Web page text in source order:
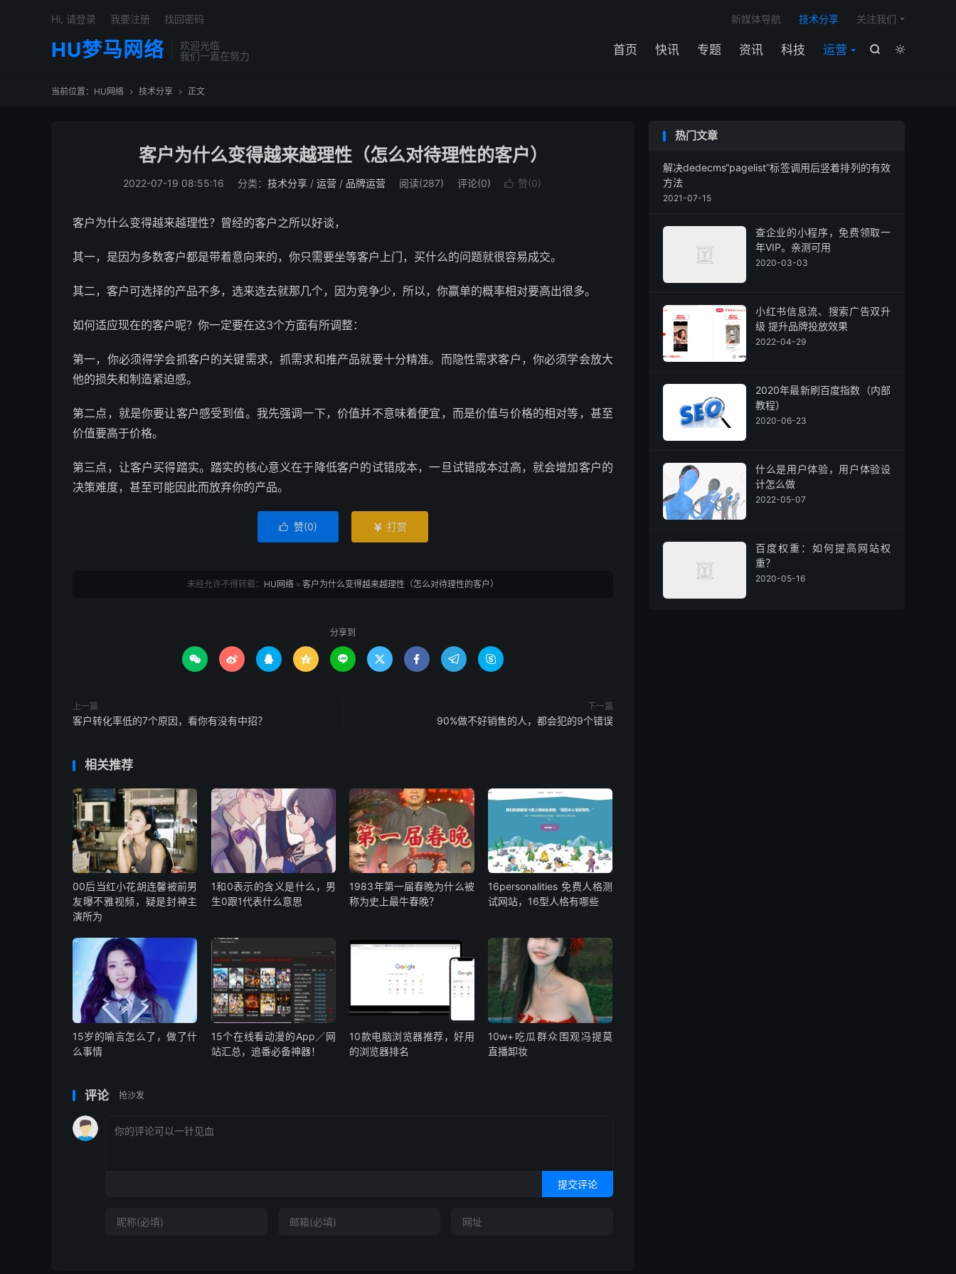
HU梦马网络
欢迎光临
我们一直在努力


首页 快讯 专题 资讯 科技 运营
新媒体导航 技术分享 关注我们
Hi, 请登录 我要注册 找回密码
当前位置： HU网络  技术分享  正文
客户为什么变得越来越理性（怎么对待理性的客户）
2022-07-19 08:55:16 分类： 技术分享 / 运营 / 品牌运营 阅读(287) 评论(0)  赞(0)
客户为什么变得越来越理性？曾经的客户之所以好谈，
其一，是因为多数客户都是带着意向来的，你只需要坐等客户上门，买什么的问题就很容易成交。
其二，客户可选择的产品不多，选来选去就那几个，因为竞争少，所以，你赢单的概率相对要高出很多。
如何适应现在的客户呢？你一定要在这3个方面有所调整：
第一，你必须得学会抓客户的关键需求，抓需求和推产品就要十分精准。而隐性需求客户，你必须学会放大
他的损失和制造紧迫感。
第二点，就是你要让客户感受到值。我先强调一下，价值并不意味着便宜，而是价值与价格的相对等，甚至
价值要高于价格。
第三点，让客户买得踏实。踏实的核心意义在于降低客户的试错成本，一旦试错成本过高，就会增加客户的
决策难度，甚至可能因此而放弃你的产品。
 赞(0)  打赏
未经允许不得转载： HU网络 » 客户为什么变得越来越理性（怎么对待理性的客户）
分享到
        
上一篇
客户转化率低的7个原因，看你有没有中招？
下一篇
90%做不好销售的人，都会犯的9个错误
相关推荐
00后当红小花胡连馨被前男
友曝不雅视频，疑是封神主
演所为
1和0表示的含义是什么，男
生0跟1代表什么意思
1983年第一届春晚为什么被
称为史上最牛春晚？
16personalities 免费人格测
试网站，16型人格有哪些
15岁的喻言怎么了，做了什
么事情
15个在线看动漫的App／网
站汇总，追番必备神器！
10款电脑浏览器推荐，好用
的浏览器排名
10w+吃瓜群众围观冯提莫
直播卸妆
评论 抢沙发
提交评论
热门文章
解决dedecms“pagelist”标签调用后竖着排列的有效
方法
2021-07-15
查企业的小程序，免费领取一
年VIP。亲测可用
2020-03-03
小红书信息流、搜索广告双升
级 提升品牌投放效果
2022-04-29
2020年最新刷百度指数（内部
教程）
2020-06-23
什么是用户体验，用户体验设
计怎么做
2022-05-07
百度权重：如何提高网站权
重？
2020-05-16